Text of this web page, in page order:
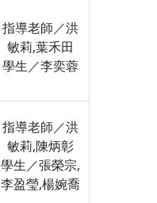
指導老師／洪
敏莉,葉禾田
學生／李奕蓉
指導老師／洪
敏莉,陳炳彰
學生／張榮宗,
李盈瑩,楊婉喬